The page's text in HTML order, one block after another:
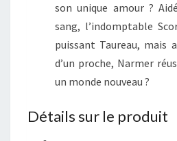
son unique amour ?
sang, l’indomptable
puissant Taureau,
d’un proche, Narmer
un monde nouveau ?
Détails sur le produit